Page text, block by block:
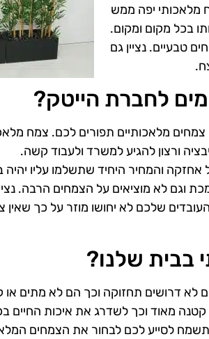
מלאכותי יפה ממש
בכל מקום ומקום.
טבעיים. נציין גם
לחברת הייטק?
מלאכותיים תפורים לכם. צמח
ורצון להגיע למשרד ולעבוד קשה.
והמחיר היחיד שתשלמו עליו יהיה
וגם לא מוציאים על הצמחים הרבה.
שלכם לא יחושו מוזר על כך שאין
בבית שלנו?
לא דרושים תחזוקה וכך הם לא מתים
מאוד וכך לשדרג את איכות החיים
אתם חברת הייטק ובין אם אתם בית אב דקוריישן 2000 תשמח לסייע לכם לבחור את